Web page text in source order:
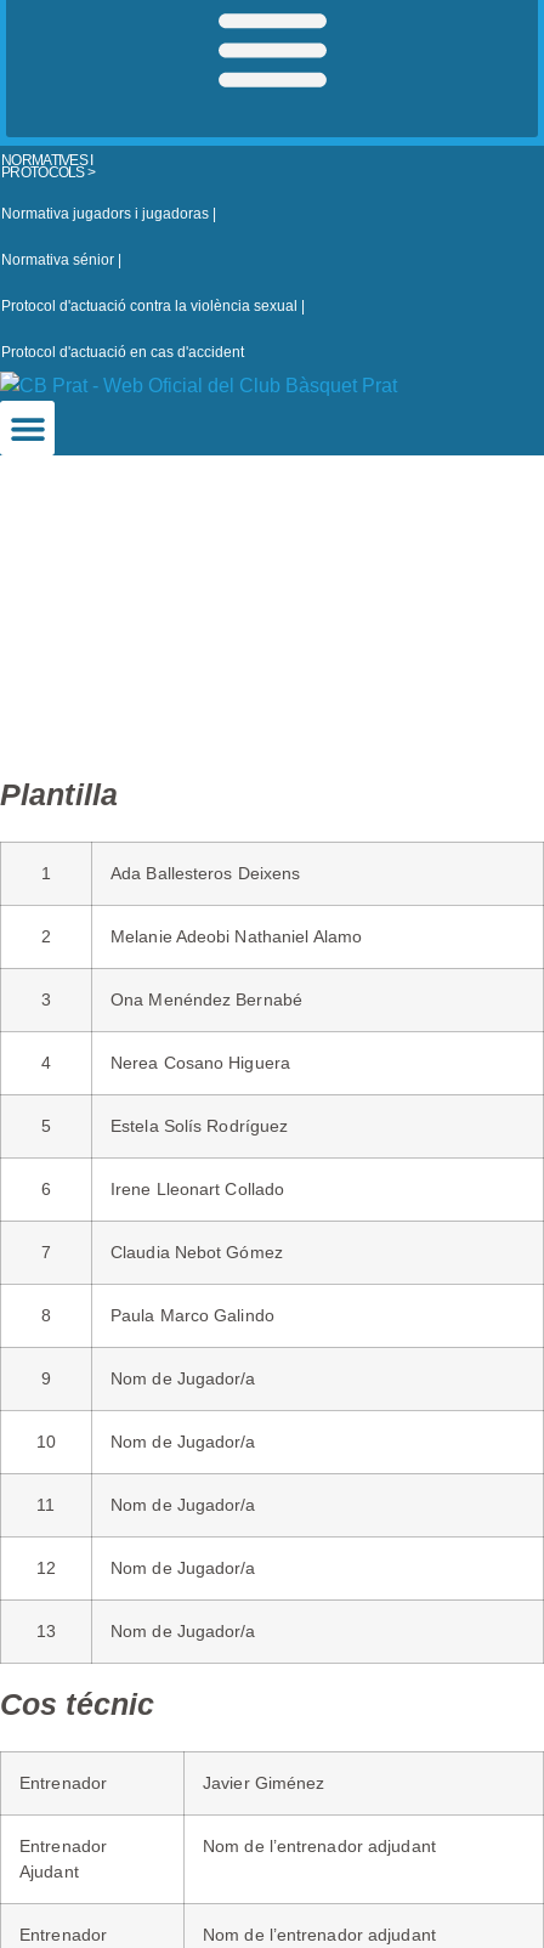
NORMATIVES I
PROTOCOLS >
Normativa jugadors i jugadoras |
Normativa sénior |
Protocol d'actuació contra la violència sexual |
Protocol d'actuació en cas d'accident
Plantilla
1 Ada Ballesteros Deixens
2 Melanie Adeobi Nathaniel Alamo
3 Ona Menéndez Bernabé
4 Nerea Cosano Higuera
5 Estela Solís Rodríguez
6 Irene Lleonart Collado
7 Claudia Nebot Gómez
8 Paula Marco Galindo
9 Nom de Jugador/a
10 Nom de Jugador/a
11 Nom de Jugador/a
12 Nom de Jugador/a
13 Nom de Jugador/a
Cos técnic
Entrenador Javier Giménez
Entrenador
Ajudant
Nom de l’entrenador adjudant
Entrenador
Nom de l’entrenador adjudant